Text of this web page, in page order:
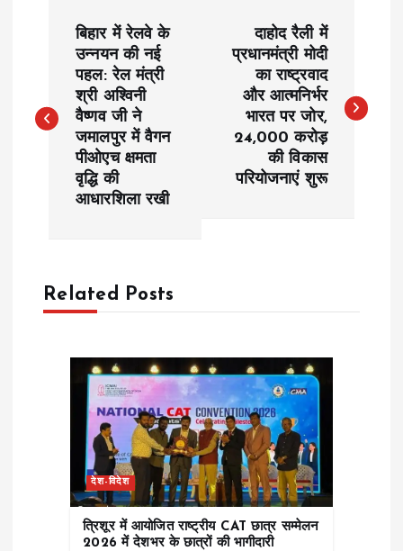
s
v
बिहार में रेलवे के
उन्नयन की नई
पहल: रेल मंत्री
श्री अश्विनी
वैष्णव जी ने
जमालपुर में वैगन
पीओएच क्षमता
वृद्धि की
आधारशिला रखी
दाहोद रैली में
प्रधानमंत्री मोदी
का राष्ट्रवाद
और आत्मनिर्भर
भारत पर जोर,
24,000 करोड़
की विकास
परियोजनाएं शुरू
Related Posts
देश-विदेश
त्रिशूर में आयोजित राष्ट्रीय CAT छात्र सम्मेलन
2026 में देशभर के छात्रों की भागीदारी